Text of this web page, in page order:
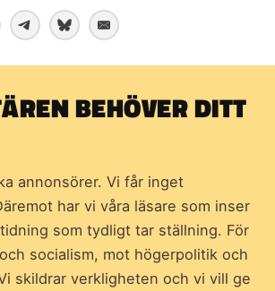
BEHÖVER DITT
annonsörer. Vi får inget
har vi våra läsare som inser
som tydligt tar ställning. För
socialism, mot högerpolitik och
skildrar verkligheten och vi vill ge